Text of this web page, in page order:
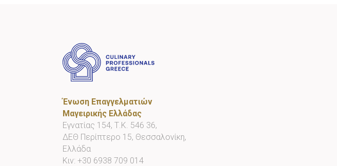
Ένωση Επαγγελματιών
Μαγειρικής Ελλάδας
Εγνατίας 154, Τ.Κ. 546 36,
ΔΕΘ Περίπτερο 15, Θεσσαλονίκη,
Ελλάδα
Κιν: +30 6938 709 014